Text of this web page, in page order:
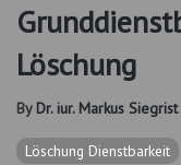
Löschung
By Dr. iur. Markus Siegrist
Löschung Dienstbarkeit